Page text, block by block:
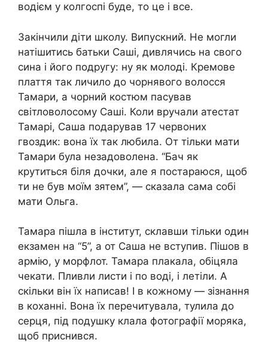
водієм у колгоспі буде, то це і все.
Закінчили діти школу. Випускний. Не могли
натішитись батьки Саші, дивлячись на свого
сина і його подругу: ну як молоді. Кремове
плаття так личило до чорнявого волосся
Тамари, а чорний костюм пасував
світловолосому Саші. Коли вручали атестат
Тамарі, Саша подарував 17 червоних
гвоздик: вона їх так любила. От тільки мати
Тамари була незадоволена. “Бач як
крутиться біля дочки, але я постараюся, щоб
ти не був моїм зятем”, — сказала сама собі
мати Ольга.
Тамара пішла в інститут, склавши тільки один
екзамен на “5”, а от Саша не вступив. Пішов в
армію, у морфлот. Тамара плакала, обіцяла
чекати. Пливли листи і по воді, і летіли. А
скільки він їх написав! І в кожному — зізнання
в коханні. Вона їх перечитувала, тулила до
серця, під подушку клала фотографії моряка,
щоб приснився.